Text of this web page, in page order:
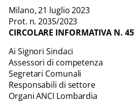
Milano, 21 luglio 2023
Prot. n. 2035/2023
CIRCOLARE INFORMATIVA N.
Ai Signori Sindaci
Assessori di competenza
Segretari Comunali
Responsabili di settore
Organi ANCI Lombardia